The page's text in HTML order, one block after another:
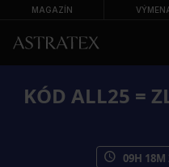
MAGAZÍN
KÓD ALL25 =
09H 18M